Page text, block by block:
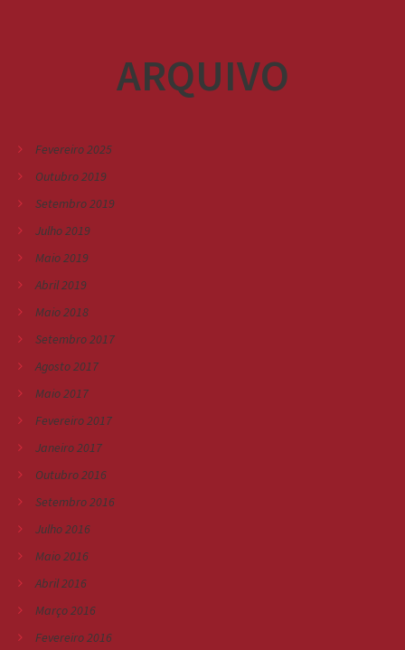
ARQUIVO
Fevereiro 2025
Outubro 2019
Setembro 2019
Julho 2019
Maio 2019
Abril 2019
Maio 2018
Setembro 2017
Agosto 2017
Maio 2017
Fevereiro 2017
Janeiro 2017
Outubro 2016
Setembro 2016
Julho 2016
Maio 2016
Abril 2016
Março 2016
Fevereiro 2016